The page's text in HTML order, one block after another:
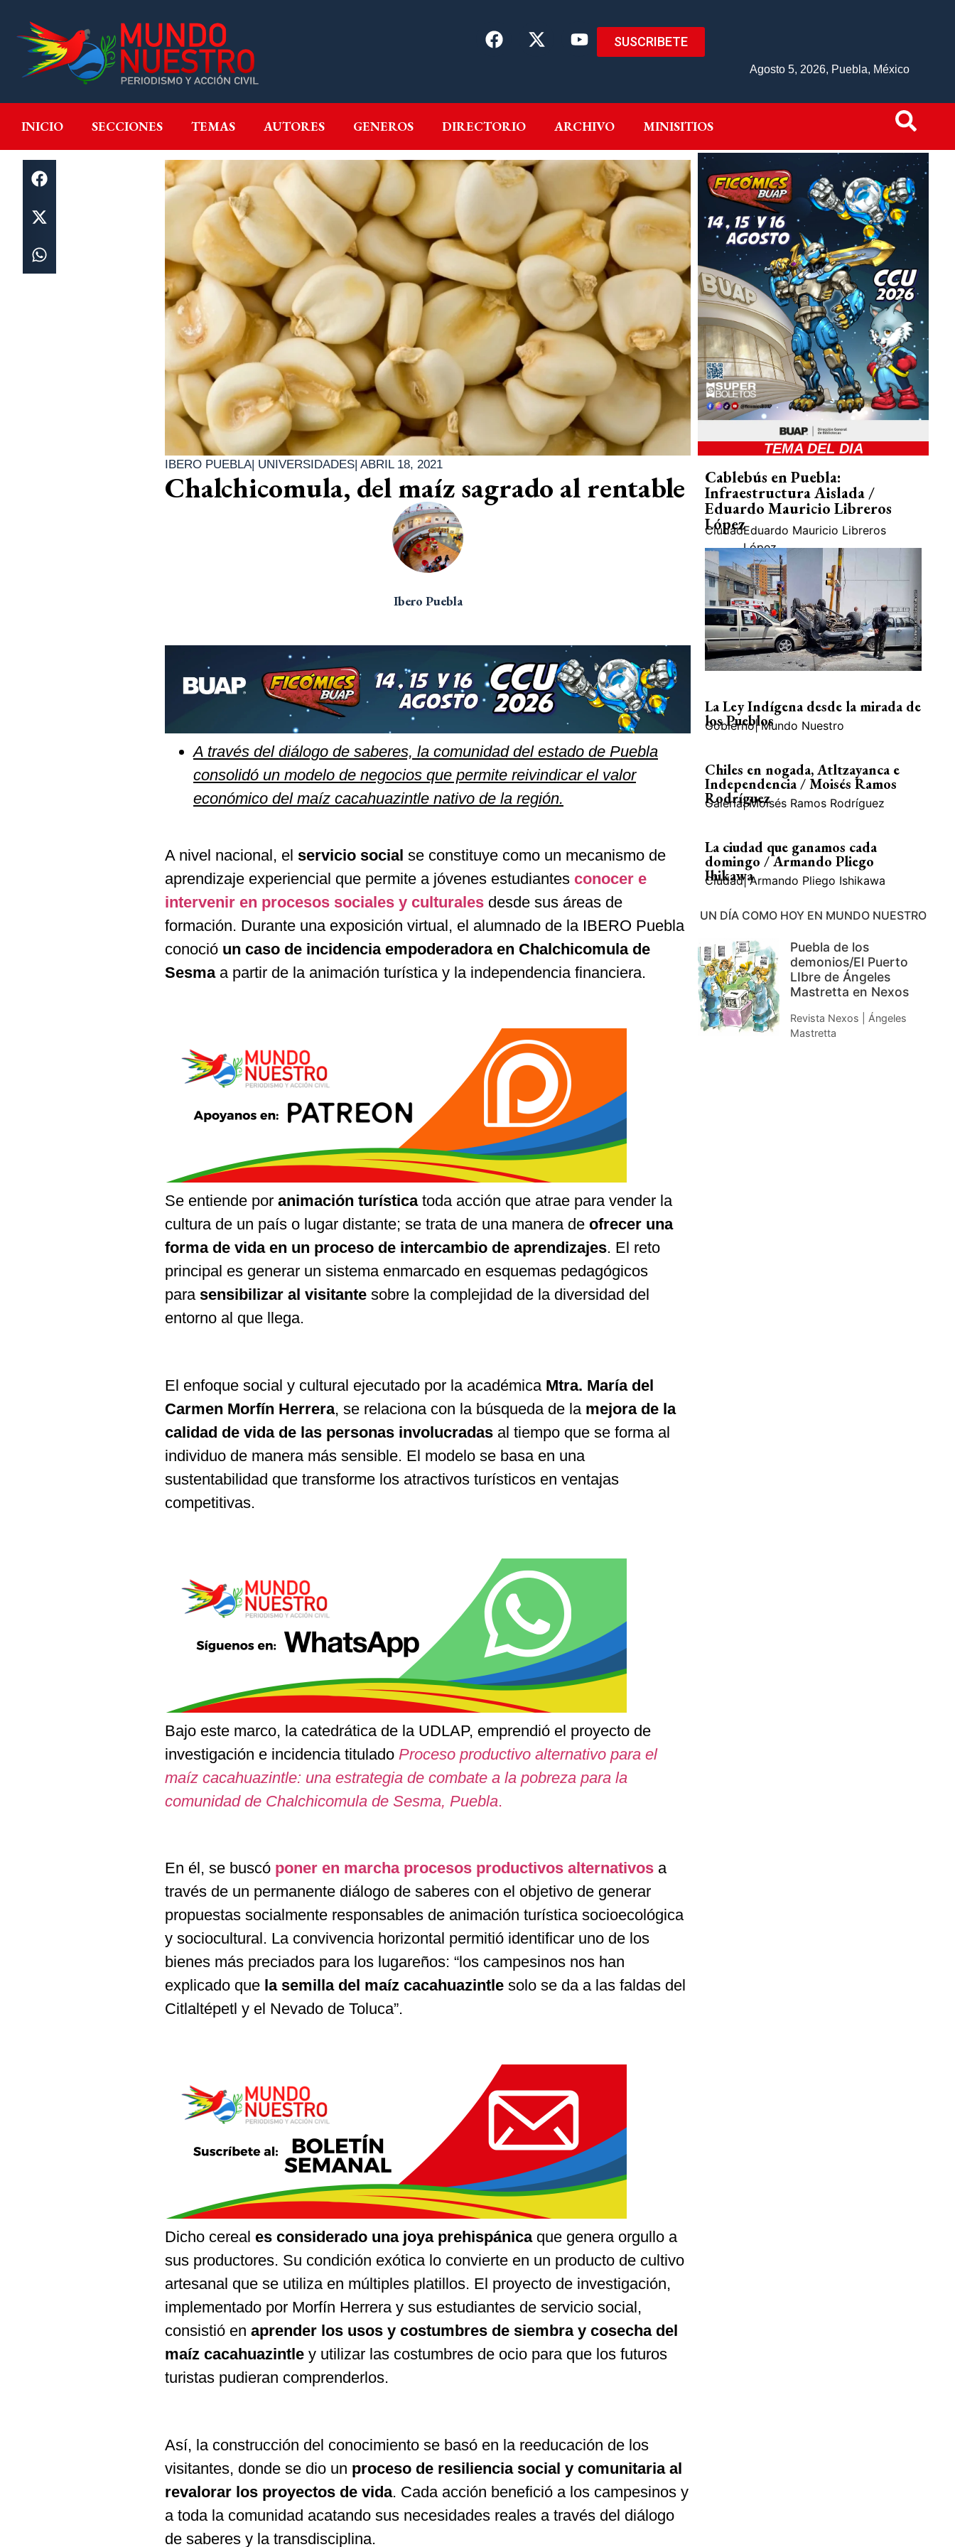
SUSCRIBETE
Agosto 5, 2026, Puebla, México
INICIO SECCIONES TEMAS AUTORES GENEROS DIRECTORIO ARCHIVO MINISITIOS
INICIO SECCIONES GENEROS DIRECTORIO ARCHIVO MINISITIOS
IBERO PUEBLA| UNIVERSIDADES| ABRIL 18, 2021
Chalchicomula, del maíz sagrado al rentable
Ibero Puebla
A través del diálogo de saberes, la comunidad del estado de Puebla
consolidó un modelo de negocios que permite reivindicar el valor
económico del maíz cacahuazintle nativo de la región.
A nivel nacional, el servicio social se constituye como un mecanismo de
aprendizaje experiencial que permite a jóvenes estudiantes conocer e
intervenir en procesos sociales y culturales desde sus áreas de
formación. Durante una exposición virtual, el alumnado de la IBERO Puebla
conoció un caso de incidencia empoderadora en Chalchicomula de
Sesmaa partir de la animación turística y la independencia financiera.
Se entiende por animación turísticatoda acción que atrae para vender la
cultura de un país o lugar distante; se trata de una manera de ofrecer una
forma de vida en un proceso de intercambio de aprendizajes. El reto
principal es generar un sistema enmarcado en esquemas pedagógicos
para sensibilizar al visitante sobre la complejidad de la diversidad del
entorno al que llega.
El enfoque social y cultural ejecutado por la académica Mtra. María del
Carmen Morfín Herrera, se relaciona con la búsqueda de la mejora de la
calidad de vida de las personas involucradas al tiempo que se forma al
individuo de manera más sensible. El modelo se basa en una
sustentabilidad que transforme los atractivos turísticos en ventajas
competitivas.
Bajo este marco, la catedrática de la UDLAP, emprendió el proyecto de
investigación e incidencia titulado Proceso productivo alternativo para el
maíz cacahuazintle: una estrategia de combate a la pobreza para la
comunidad de Chalchicomula de Sesma, Puebla.
En él, se buscó poner en marcha procesos productivos alternativos a
través de un permanente diálogo de saberes con el objetivo de generar
propuestas socialmente responsables de animación turística socioecológica
y sociocultural. La convivencia horizontal permitió identificar uno de los
bienes más preciados para los lugareños: “ los campesinos nos han
explicado que la semilla del maíz cacahuazintle solo se da a las faldas del
Citlaltépetl y el Nevado de Toluca”.
Dicho cereal es considerado una joya prehispánicaque genera orgullo a
sus productores. Su condición exótica lo convierte en un producto de cultivo
artesanal que se utiliza en múltiples platillos. El proyecto de investigación,
implementado por Morfín Herrera y sus estudiantes de servicio social,
consistió en aprender los usos y costumbres de siembra y cosecha del
maíz cacahuazintle y utilizar las costumbres de ocio para que los futuros
turistas pudieran comprenderlos.
Así, la construcción del conocimiento se basó en la reeducación de los
visitantes, donde se dio un proceso de resiliencia social y comunitaria al
revalorar los proyectos de vida. Cada acción benefició a los campesinos y
a toda la comunidad acatando sus necesidades reales a través del diálogo
de saberes y la transdisciplina.
TEMA DEL DIA
Cablebús en Puebla:
Infraestructura Aislada /
Eduardo Mauricio Libreros
López
CiudadEduardo Mauricio Libreros
López
La Ley Indígena desde la mirada de
los Pueblos
Gobierno| Mundo Nuestro
Chiles en nogada, Atltzayanca e
Independencia / Moisés Ramos
Rodríguez
Galería| Moisés Ramos Rodríguez
La ciudad que ganamos cada
domingo / Armando Pliego
Ihikawa
Ciudad| Armando Pliego Ishikawa
UN DÍA COMO HOY EN MUNDO NUESTRO
Puebla de los
demonios/El Puerto
LIbre de Ángeles
Mastretta en Nexos
Revista Nexos | Ángeles
Mastretta